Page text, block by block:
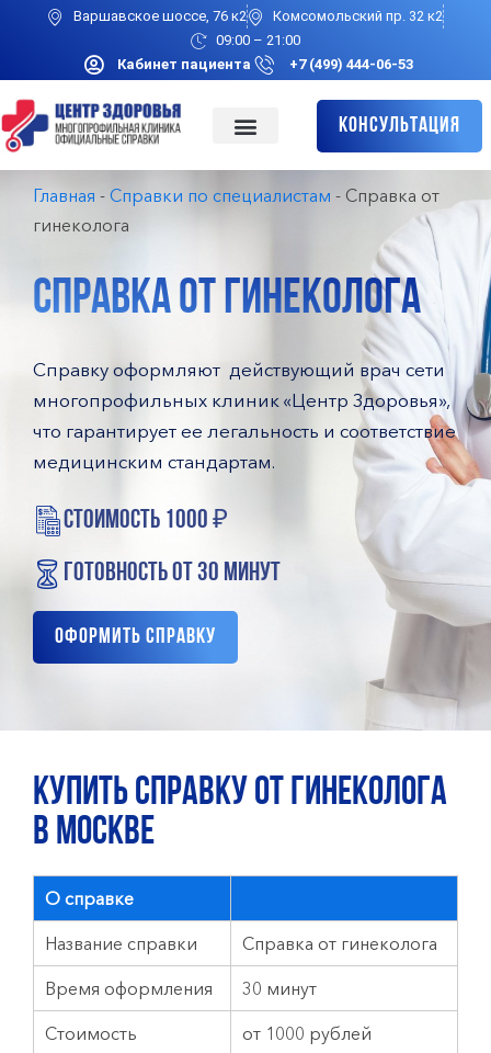
Варшавское шоссе, 76 к2
Комсомольский пр. 32 к2
09:00 – 21:00
Кабинет пациента
+7 (499) 444-06-53
Консультация
Главная - Справки по специалистам - Справка от
гинеколога
СПРАВКА ОТ ГИНЕКОЛОГА
Справку оформляют действующий врач сети
многопрофильных клиник «Центр Здоровья»,
что гарантирует ее легальность и соответствие
медицинским стандартам.
стоимость 1000 ₽
готовность от 30 минут
Оформить справку
КУПИТЬ СПРАВКУ ОТ ГИНЕКОЛОГА
В МОСКВЕ
О справке
Название справки Справка от гинеколога
Время оформления 30 минут
Стоимость от 1000 рублей